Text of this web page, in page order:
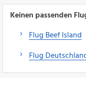
Keinen passenden
Flug Beef Island
Flug